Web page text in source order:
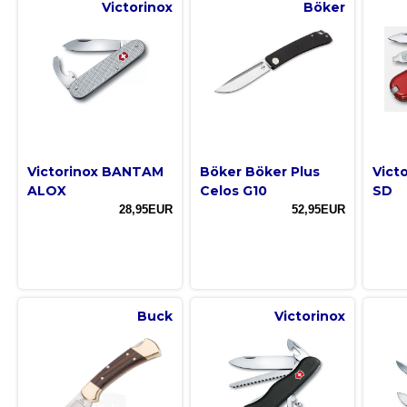
Victorinox
Victorinox BANTAM
ALOX
28,95EUR
Böker
Böker Böker Plus
Celos G10
52,95EUR
SD
Buck Victorinox